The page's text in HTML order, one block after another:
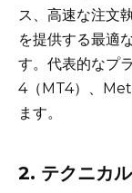
ス、高速な注文
を提供する最適
す。代表的なプ
4（MT4）、
ます。
2. テクニカ